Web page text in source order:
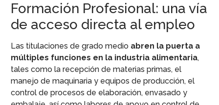
Formación Profesional: una vía
de acceso directa al empleo
Las titulaciones de grado medio abren la puerta a
múltiples funciones en la industria alimentaria,
tales como la recepción de materias primas, el
manejo de maquinaria y equipos de producción, el
control de procesos de elaboración, envasado y